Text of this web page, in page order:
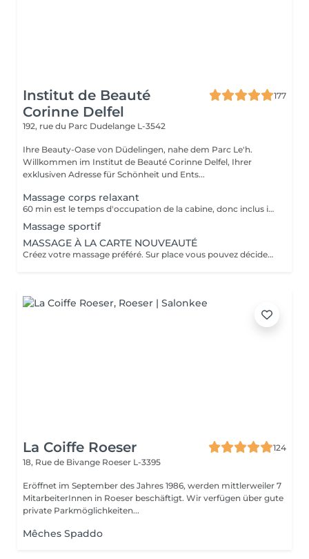
Institut de Beauté
Corinne Delfel
177
192, rue du Parc Dudelange L-3542
Ihre Beauty-Oase von Düdelingen, nahe dem Parc Le'h.
Willkommen im Institut de Beauté Corinne Delfel, Ihrer
exklusiven Adresse für Schönheit und Ents...
Massage corps relaxant
60 min est le temps d'occupation de la cabine, donc inclus installation client, ev. retard du client...
Massage sportif
MASSAGE À LA CARTE NOUVEAUTÉ
Créez votre massage préféré. Sur place vous pouvez décider soit massage sportif ou relaxant. Une heure massage et vous décidez... par exemple 30min. massage dos + 15min. massage crâne et visage + 15min. massage jambes
La Coiffe Roeser
124
18, Rue de Bivange Roeser L-3395
Eröffnet im September des Jahres 1986, werden mittlerweiler 7
MitarbeiterInnen in Roeser beschäftigt. Wir verfügen über gute
private Parkmöglichkeiten...
Mêches Spaddo